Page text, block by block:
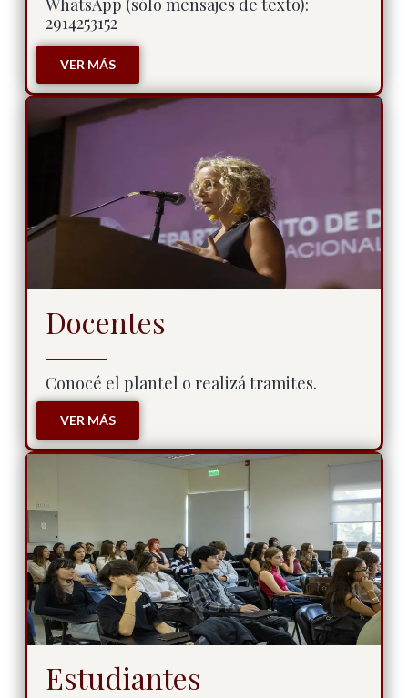
2914253152
VER MÁS
Docentes
Conocé el plantel o realizá tramites.
VER MÁS
Estudiantes